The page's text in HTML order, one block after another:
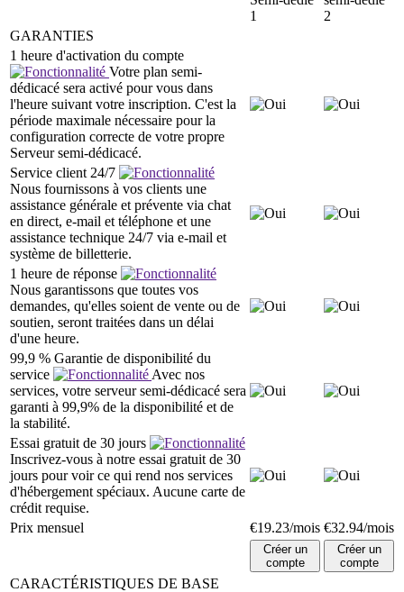
1
2
GARANTIES
1 heure d'activation du compte
Votre plan semi-
dédicacé sera activé pour vous dans
l'heure suivant votre inscription. C'est la
période maximale nécessaire pour la
configuration correcte de votre propre
Serveur semi-dédicacé.
Service client 24/7
Nous fournissons à vos clients une
assistance générale et prévente via chat
en direct, e-mail et téléphone et une
assistance technique 24/7 via e-mail et
système de billetterie.
1 heure de réponse
Nous garantissons que toutes vos
demandes, qu'elles soient de vente ou de
soutien, seront traitées dans un délai
d'une heure.
99,9 % Garantie de disponibilité du
service
Avec nos
services, votre serveur semi-dédicacé sera
garanti à 99,9% de la disponibilité et de
la stabilité.
Essai gratuit de 30 jours
Inscrivez-vous à notre essai gratuit de 30
jours pour voir ce qui rend nos services
d'hébergement spéciaux. Aucune carte de
crédit requise.
Prix mensuel
€19.23/mois €32.94/mois
Créer un
compte
Créer un
compte
CARACTÉRISTIQUES DE BASE